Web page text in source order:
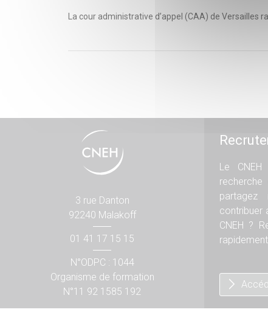
La cour administrative d’appel (CAA) de Versailles
3 rue Danton
92240 Malakoff
01 41 17 15 15
N°ODPC : 1044
Organisme de formation
N°11 92 1585 192
Le
partagez
contribuer
CNEH ?